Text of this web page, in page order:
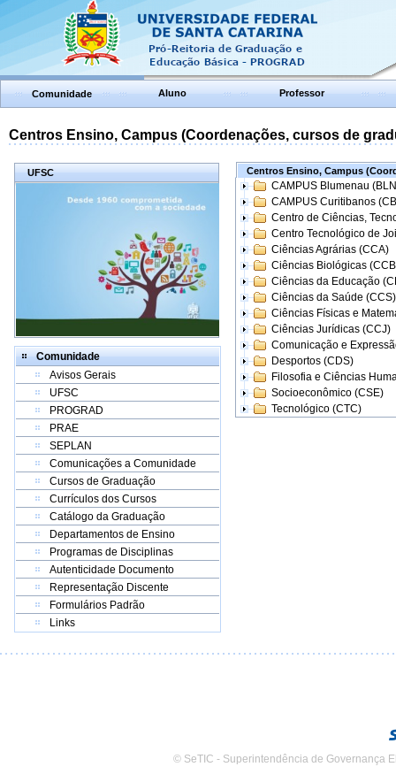
Comunidade Aluno Professor
Centros Ensino, Campus (Coordenações, cursos de
UFSC
Comunidade
Avisos Gerais
UFSC
PROGRAD
PRAE
SEPLAN
Comunicações a Comunidade
Cursos de Graduação
Currículos dos Cursos
Catálogo da Graduação
Departamentos de Ensino
Programas de Disciplinas
Autenticidade Documento
Representação Discente
Formulários Padrão
Links
Centros Ensino, Campus
CAMPUS Blumenau
CAMPUS Curitibanos
Centro de Ciências,
Centro Tecnológico de
Ciências Agrárias (CCA)
Ciências Biológicas
Ciências da Educação
Ciências da Saúde (CCS)
Ciências Físicas e
Ciências Jurídicas (CCJ)
Comunicação e
Desportos (CDS)
Filosofia e Ciências
Socioeconômico (CSE)
Tecnológico (CTC)
© SeTIC - Superintendência de Governança